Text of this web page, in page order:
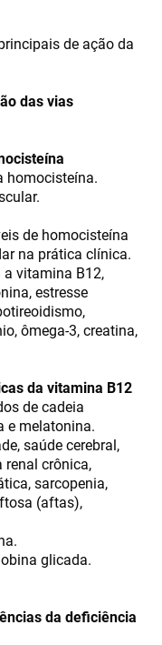
de ação da
das vias
homocisteína.
de homocisteína
na prática clínica.
vitamina B12,
estresse
ômega-3, creatina,
da vitamina B12
de cadeia
e melatonina.
saúde cerebral,
renal crônica,
sarcopenia,
(aftas),
glicada.
da deficiência